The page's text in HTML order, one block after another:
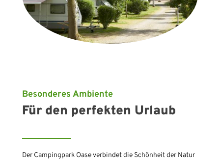
Besonderes Ambiente
Für den perfekten Urlaub
Der Campingpark Oase verbindet die Schönheit der Natur